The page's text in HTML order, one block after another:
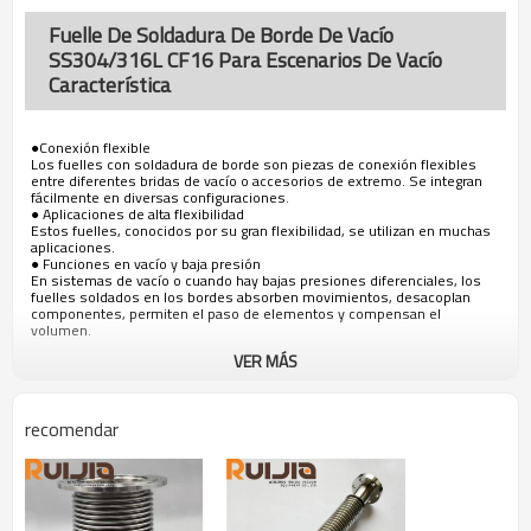
Fuelle De Soldadura De Borde De Vacío
SS304/316L CF16 Para Escenarios De Vacío
Característica
●Conexión flexible
Los fuelles con soldadura de borde son piezas de conexión flexibles
entre diferentes bridas de vacío o accesorios de extremo. Se integran
fácilmente en diversas configuraciones.
● Aplicaciones de alta flexibilidad
Estos fuelles, conocidos por su gran flexibilidad, se utilizan en muchas
aplicaciones.
● Funciones en vacío y baja presión
En sistemas de vacío o cuando hay bajas presiones diferenciales, los
fuelles soldados en los bordes absorben movimientos, desacoplan
componentes, permiten el paso de elementos y compensan el
volumen.
VER MÁS
recomendar